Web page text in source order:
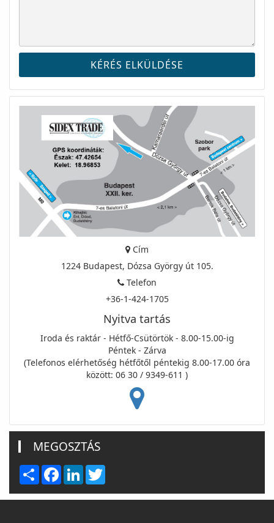
Cím
1224 Budapest, Dózsa György út 105.
Telefon
+36-1-424-1705
Nyitva tartás
Iroda és raktár - Hétfő-Csütörtök - 8.00-15.00-ig
Péntek - Zárva
(Telefonos elérhetőség hétfőtől péntekig 8.00-17.00 óra
között: 06 30 / 9349-611 )
MEGOSZTÁS
Share FacebookLinkedIn